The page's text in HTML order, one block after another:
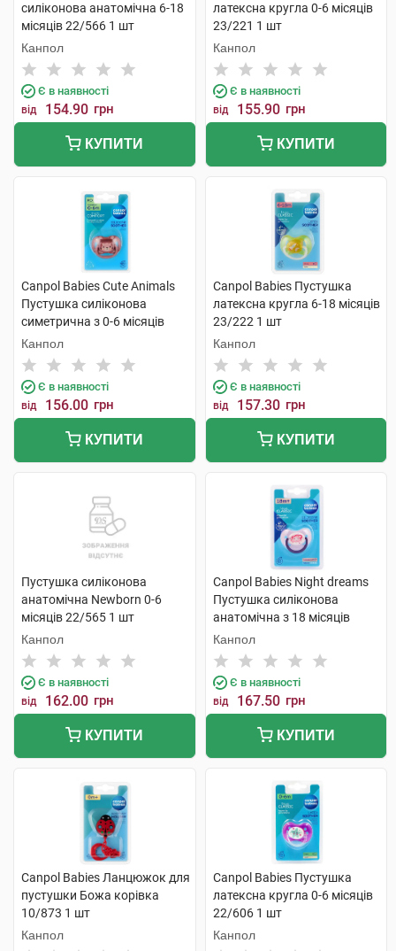
силіконова анатомічна 6-18
місяців 22/566 1 шт
Канпол
Є в наявності
від 154.90 грн
КУПИТИ
латексна кругла 0-6 місяців
23/221 1 шт
Канпол
Є в наявності
від 155.90 грн
КУПИТИ
Canpol Babies Cute Animals
Пустушка силіконова
симетрична з 0-6 місяців
34/924 1 шт
Канпол
Є в наявності
від 156.00 грн
КУПИТИ
Canpol Babies Пустушка
латексна кругла 6-18 місяців
23/222 1 шт
Канпол
Є в наявності
від 157.30 грн
КУПИТИ
Пустушка силіконова
анатомічна Newborn 0-6
місяців 22/565 1 шт
Канпол
Є в наявності
від 162.00 грн
КУПИТИ
Canpol Babies Night dreams
Пустушка силіконова
анатомічна з 18 місяців
22/502 1 шт
Канпол
Є в наявності
від 167.50 грн
КУПИТИ
Canpol Babies Ланцюжок для
пустушки Божа корівка
10/873 1 шт
Канпол
Canpol Babies Пустушка
латексна кругла 0-6 місяців
22/606 1 шт
Канпол